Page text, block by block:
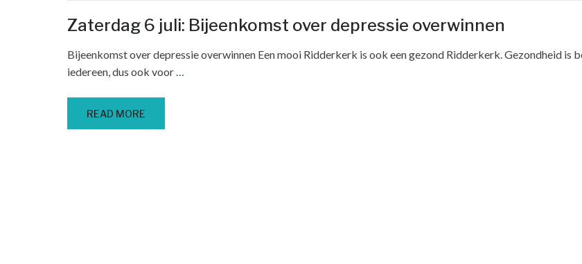
Zaterdag 6 juli: Bijeenkomst over depressie overwinnen
Bijeenkomst over depressie overwinnen Een mooi Ridderkerk is ook een gezond Ridderkerk. Gezondheid is
iedereen, dus ook voor…
READ MORE